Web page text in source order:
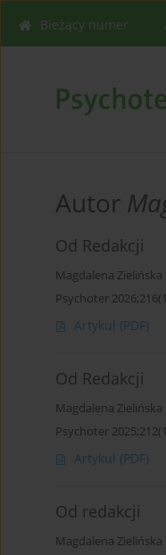
Bieżący numer
Autor
Od Redakcji
Magdalena Zielińska
Psychoter
Artykuł (PDF)
Od Redakcji
Magdalena Zielińska
Psychoter
Artykuł (PDF)
Od redakcji
Magdalena Zielińska